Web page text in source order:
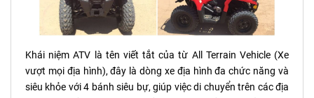
Khái niệm ATV là tên viết tắt của từ All Terrain Vehicle (Xe
vượt mọi địa hình), đây là dòng xe địa hình đa chức năng và
siêu khỏe với 4 bánh siêu bự, giúp việc di chuyển trên các địa